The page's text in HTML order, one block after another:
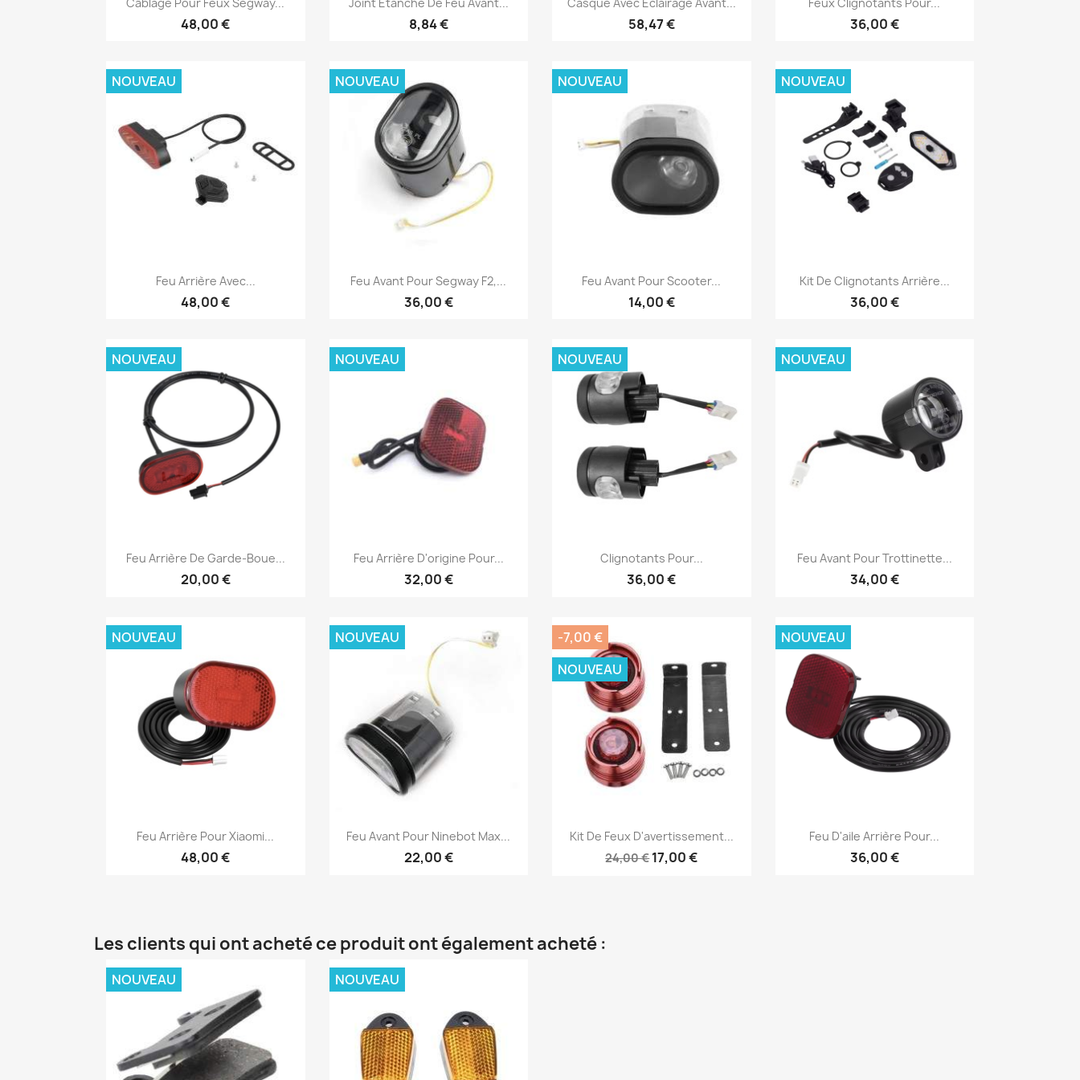
48,00 € 8,84 € 58,47 € 36,00 €
Aperçu rapide
Feu Arrière Avec...
48,00 €
NOUVEAU
Aperçu rapide
Feu Avant Pour Segway F2,...
36,00 €
NOUVEAU
Aperçu rapide
Feu Avant Pour Scooter...
14,00 €
NOUVEAU
Aperçu rapide
Kit De Clignotants Arrière...
36,00 €
NOUVEAU
Aperçu rapide
Feu Arrière De Garde-Boue...
20,00 €
NOUVEAU
Aperçu rapide
Feu Arrière D'origine Pour...
32,00 €
NOUVEAU
Aperçu rapide
Clignotants Pour...
36,00 €
NOUVEAU
Aperçu rapide
Feu Avant Pour Trottinette...
34,00 €
NOUVEAU
Aperçu rapide
Feu Arrière Pour Xiaomi...
48,00 €
NOUVEAU
Aperçu rapide
Feu Avant Pour Ninebot Max...
22,00 €
NOUVEAU
Aperçu rapide
Kit De Feux D'avertissement...
24,00 €17,00 €
-7,00 €
NOUVEAU
Aperçu rapide
Feu D'aile Arrière Pour...
36,00 €
NOUVEAU
Les clients qui ont acheté ce produit ont également acheté :
NOUVEAU NOUVEAU